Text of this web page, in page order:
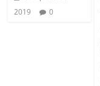
2019
0